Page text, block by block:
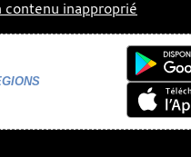
contenu inapproprié